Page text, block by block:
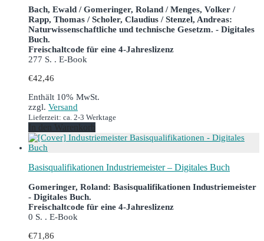
Bach, Ewald / Gomeringer, Roland / Menges, Volker /
Rapp, Thomas / Scholer, Claudius / Stenzel, Andreas:
Naturwissenschaftliche und technische Gesetzm. - Digitales
Buch.
Freischaltcode für eine 4-Jahreslizenz
277 S. . E-Book
€42,46
Enthält 10% MwSt.
zzgl. Versand
Lieferzeit: ca. 2-3 Werktage
In den Warenkorb
Basisqualifikationen Industriemeister – Digitales Buch
Gomeringer, Roland: Basisqualifikationen Industriemeister
- Digitales Buch.
Freischaltcode für eine 4-Jahreslizenz
0 S. . E-Book
€71,86